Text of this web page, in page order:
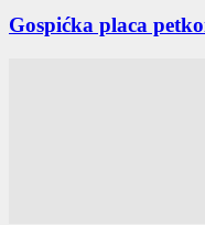
Gospićka placa